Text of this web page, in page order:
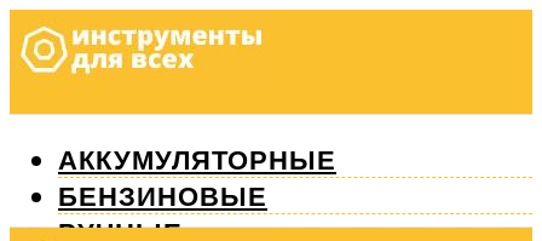
АККУМУЛЯТОРНЫЕ
БЕНЗИНОВЫЕ
РУЧНЫЕ